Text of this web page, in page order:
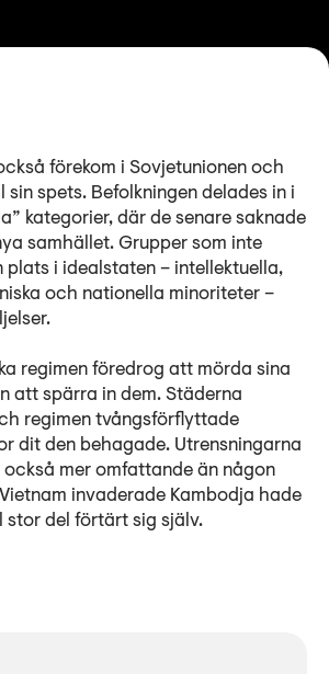
förekom i Sovjetunionen och
sin spets. Befolkningen delades in i
kategorier, där de senare saknade
samhället. Grupper som inte
plats i idealstaten – intellektuella,
och nationella minoriteter –
regimen föredrog att mörda sina
att spärra in dem. Städerna
regimen tvångsförflyttade
dit den behagade. Utrensningarna
mer omfattande än någon
invaderade Kambodja hade
stor del förtärt sig själv.